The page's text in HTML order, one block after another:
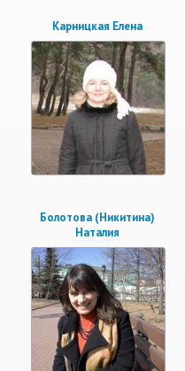
Карницкая Елена
Болотова (Никитина)
Наталия